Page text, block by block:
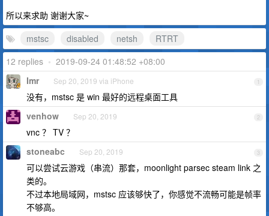
所以来求助 谢谢大家~
mstsc
disabled netsh
RTRT
12 replies • 2019-09-24 01:48:52 +08:00
1
Imr Sep 20, 2019 via iPhone
没有，mstsc 是 win 最好的远程桌面工具
2
venhow Sep 20, 2019
vnc ？ TV ？
3
stoneabc Sep 20, 2019
可以尝试云游戏（串流）那套，moonlight parsec steam link 之
类的。
不过本地局域网，mstsc 应该够快了，你感觉不流畅可能是帧率
不够高。